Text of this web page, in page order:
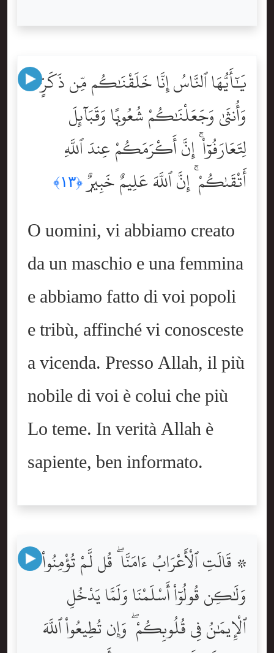
يَٰٓأَيُّهَا ٱلنَّاسُ إِنَّا خَلَقْنَٰكُم مِّن ذَكَرٍۢ
وَأُنثَىٰ وَجَعَلْنَٰكُمْ شُعُوبًۭا وَقَبَآئِلَ
لِتَعَارَفُوٓاْ ۚ إِنَّ أَكْرَمَكُمْ عِندَ ٱللَّهِ
أَتْقَىٰكُمْ ۚ إِنَّ ٱللَّهَ عَلِيمٌ خَبِيرٌۭ﴿١٣﴾
O uomini, vi abbiamo creato
da un maschio e una femmina
e abbiamo fatto di voi popoli
e tribù, affinché vi conosceste
a vicenda. Presso Allah, il più
nobile di voi è colui che più
Lo teme. In verità Allah è
sapiente, ben informato.
۞ قَالَتِ ٱلْأَعْرَابُ ءَامَنَّا ۖ قُل لَّمْ تُؤْمِنُواْ
وَلَٰكِن قُولُوٓاْ أَسْلَمْنَا وَلَمَّا يَدْخُلِ
ٱلْإِيمَٰنُ فِى قُلُوبِكُمْ ۖ وَإِن تُطِيعُواْ ٱللَّهَ